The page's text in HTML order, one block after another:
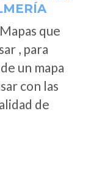
que
, para
un mapa
con las
de